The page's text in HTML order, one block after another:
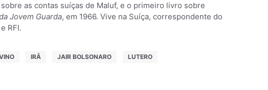
sobre as contas suíças de Maluf, e o primeiro livro sobre
Jovem Guarda, em 1966. Vive na Suíça, correspondente do
RFI.
IRÃ JAIR BOLSONARO LUTERO